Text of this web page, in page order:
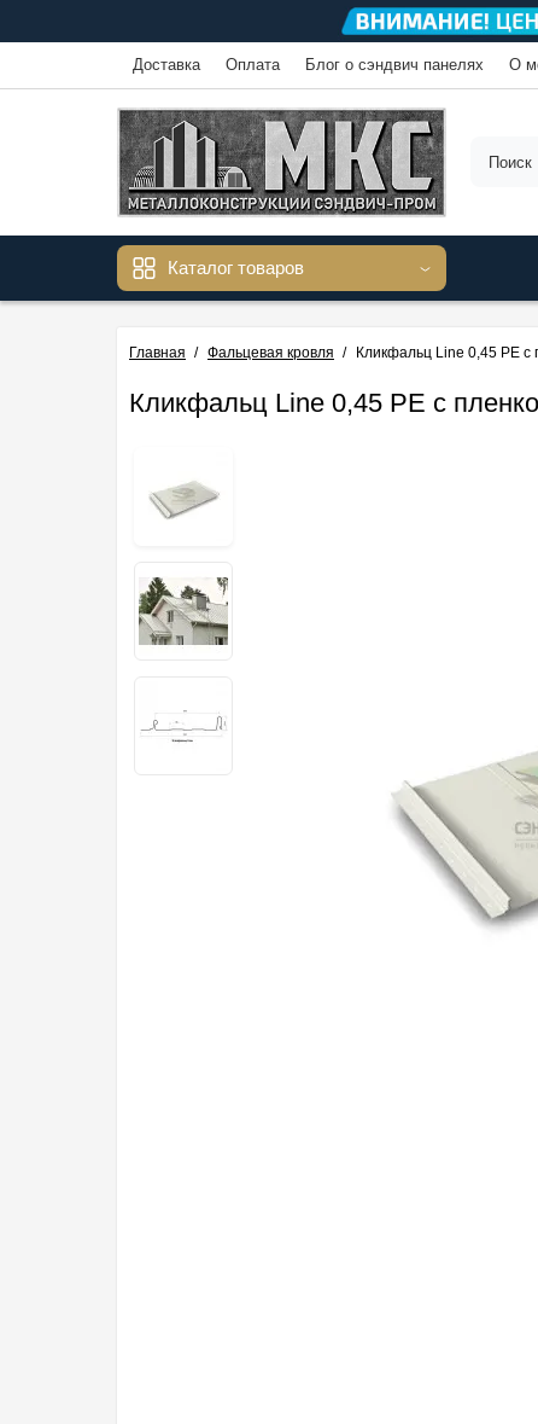
Доставка Оплата Блог о сэндвич панелях О
Каталог товаров
Главная Фальцевая кровля Кликфальц Line 0,45 PE с
Кликфальц Line 0,45 PE с